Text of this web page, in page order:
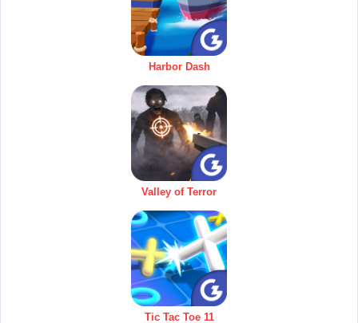
Harbor Dash
Valley of Terror
Tic Tac Toe 11